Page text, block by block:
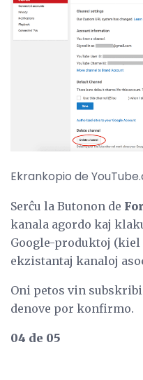
Ekrankopio de
Serĉu la Butonon de
kanala agordo kaj
Google-produktoj (kiel
ekzistantaj kanaloj
Oni petos vin
denove por konfirmo.
04 de 05